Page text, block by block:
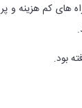
های کم هزینه و پر
بود.